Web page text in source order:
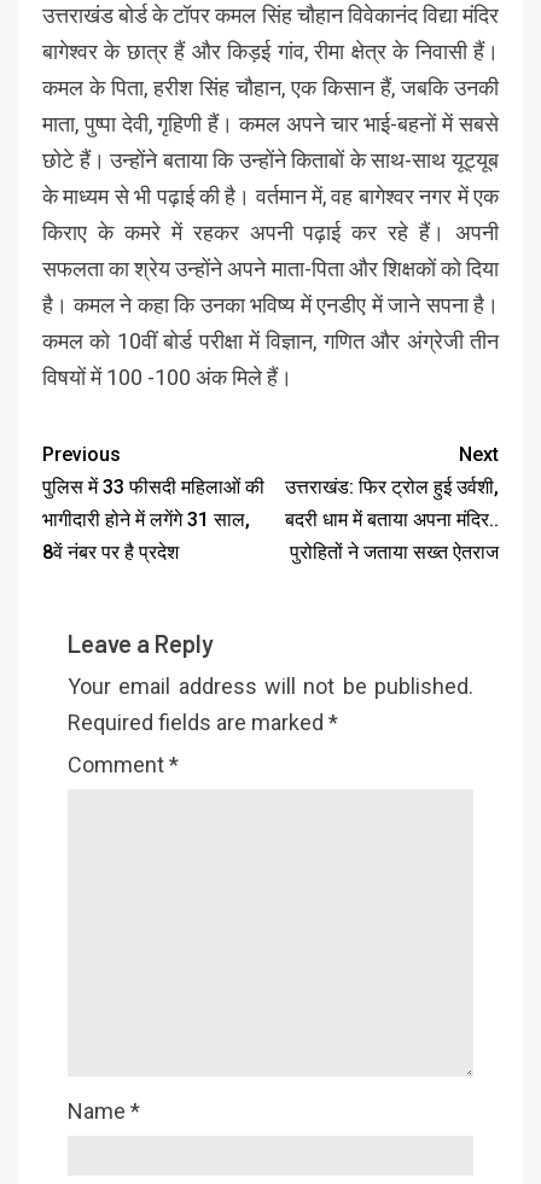
उत्तराखंड बोर्ड के टॉपर कमल सिंह चौहान विवेकानंद विद्या मंदिर
बागेश्वर के छात्र हैं और किड़ई गांव, रीमा क्षेत्र के निवासी हैं।
कमल के पिता, हरीश सिंह चौहान, एक किसान हैं, जबकि उनकी
माता, पुष्पा देवी, गृहिणी हैं। कमल अपने चार भाई-बहनों में सबसे
छोटे हैं। उन्होंने बताया कि उन्होंने किताबों के साथ-साथ यूट्यूब
के माध्यम से भी पढ़ाई की है। वर्तमान में, वह बागेश्वर नगर में एक
किराए के कमरे में रहकर अपनी पढ़ाई कर रहे हैं। अपनी
सफलता का श्रेय उन्होंने अपने माता-पिता और शिक्षकों को दिया
है। कमल ने कहा कि उनका भविष्य में एनडीए में जाने सपना है।
कमल को 10वीं बोर्ड परीक्षा में विज्ञान, गणित और अंग्रेजी तीन
विषयों में 100 -100 अंक मिले हैं।
Previous
पुलिस में 33 फीसदी महिलाओं की
भागीदारी होने में लगेंगे 31 साल,
8वें नंबर पर है प्रदेश
Next
उत्तराखंड: फिर ट्रोल हुई उर्वशी,
बदरी धाम में बताया अपना मंदिर..
पुरोहितों ने जताया सख्त ऐतराज
Leave a Reply
Your email address will not be published.
Required fields are marked *
Comment*
Name *